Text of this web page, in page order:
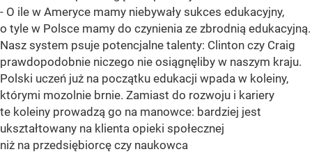
- O ile w Ameryce mamy niebywały sukces edukacyjny,
o tyle w Polsce mamy do czynienia ze zbrodnią edukacyjną.
Nasz system psuje potencjalne talenty: Clinton czy Craig
prawdopodobnie niczego nie osiągnęliby w naszym kraju.
Polski uczeń już na początku edukacji wpada w koleiny,
którymi mozolnie brnie. Zamiast do rozwoju i kariery
te koleiny prowadzą go na manowce: bardziej jest
ukształtowany na klienta opieki społecznej
niż na przedsiębiorcę czy naukowca